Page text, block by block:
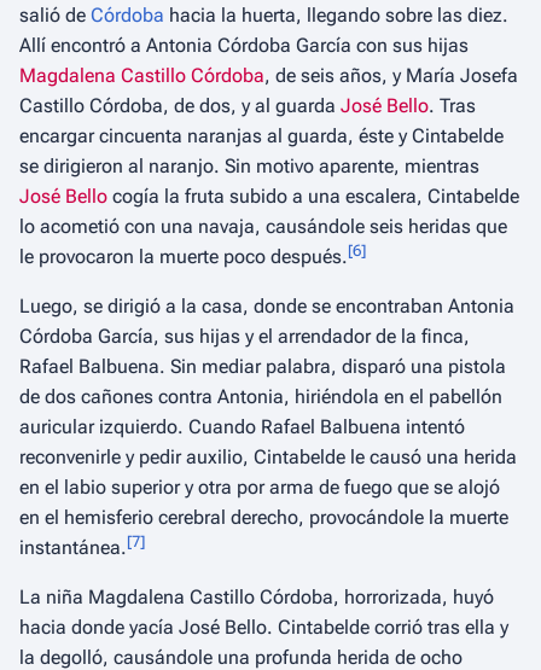
salió de Córdoba hacia la huerta, llegando sobre las diez.
Allí encontró a Antonia Córdoba García con sus hijas
Magdalena Castillo Córdoba, de seis años, y María Josefa
Castillo Córdoba, de dos, y al guarda José Bello. Tras
encargar cincuenta naranjas al guarda, éste y Cintabelde
se dirigieron al naranjo. Sin motivo aparente, mientras
José Bello cogía la fruta subido a una escalera, Cintabelde
lo acometió con una navaja, causándole seis heridas que
le provocaron la muerte poco después.[6]
Luego, se dirigió a la casa, donde se encontraban Antonia
Córdoba García, sus hijas y el arrendador de la finca,
Rafael Balbuena. Sin mediar palabra, disparó una pistola
de dos cañones contra Antonia, hiriéndola en el pabellón
auricular izquierdo. Cuando Rafael Balbuena intentó
reconvenirle y pedir auxilio, Cintabelde le causó una herida
en el labio superior y otra por arma de fuego que se alojó
en el hemisferio cerebral derecho, provocándole la muerte
instantánea.[7]
La niña Magdalena Castillo Córdoba, horrorizada, huyó
hacia donde yacía José Bello. Cintabelde corrió tras ella y
la degolló, causándole una profunda herida de ocho